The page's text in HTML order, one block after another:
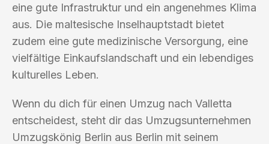
eine gute Infrastruktur und ein angenehmes Klima
aus. Die maltesische Inselhauptstadt bietet
zudem eine gute medizinische Versorgung, eine
vielfältige Einkaufslandschaft und ein lebendiges
kulturelles Leben.
Wenn du dich für einen Umzug nach Valletta
entscheidest, steht dir das Umzugsunternehmen
Umzugskönig Berlin aus Berlin mit seinem